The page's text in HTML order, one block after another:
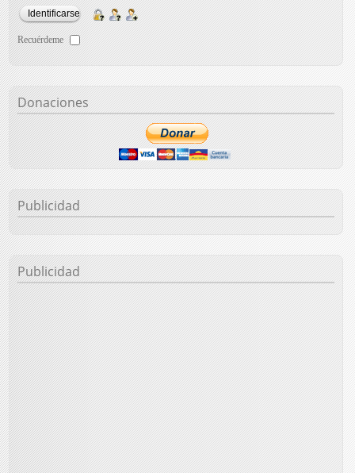
Recuérdeme
Donaciones
Publicidad
Publicidad